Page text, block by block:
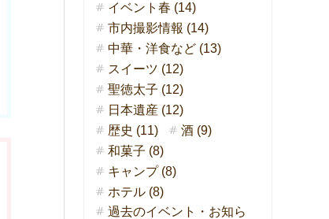
イベント春 (14)
市内撮影情報 (14)
中華・洋食など (13)
スイーツ (12)
聖徳太子 (12)
日本遺産 (12)
歴史 (11)
酒 (9)
和菓子 (8)
キャンプ (8)
ホテル (8)
過去のイベント・お知ら